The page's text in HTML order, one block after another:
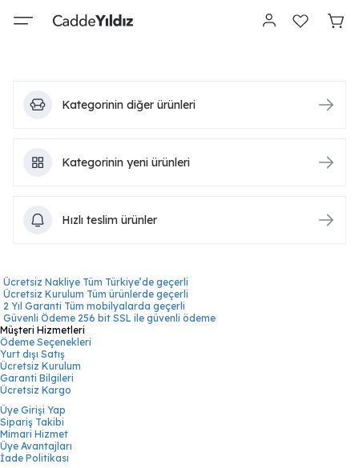
Kategorinin diğer ürünleri
Kategorinin yeni ürünleri
Hızlı teslim ürünler
Ücretsiz Nakliye Tüm Türkiye’de geçerli
Ücretsiz Kurulum Tüm ürünlerde geçerli
2 Yıl Garanti Tüm mobilyalarda geçerli
Güvenli Ödeme 256 bit SSL ile güvenli ödeme
Müşteri Hizmetleri
Ödeme Seçenekleri
Yurt dışı Satış
Ücretsiz Kurulum
Garanti Bilgileri
Ücretsiz Kargo
Üye Girişi Yap
Sipariş Takibi
Mimari Hizmet
Üye Avantajları
İade Politikası